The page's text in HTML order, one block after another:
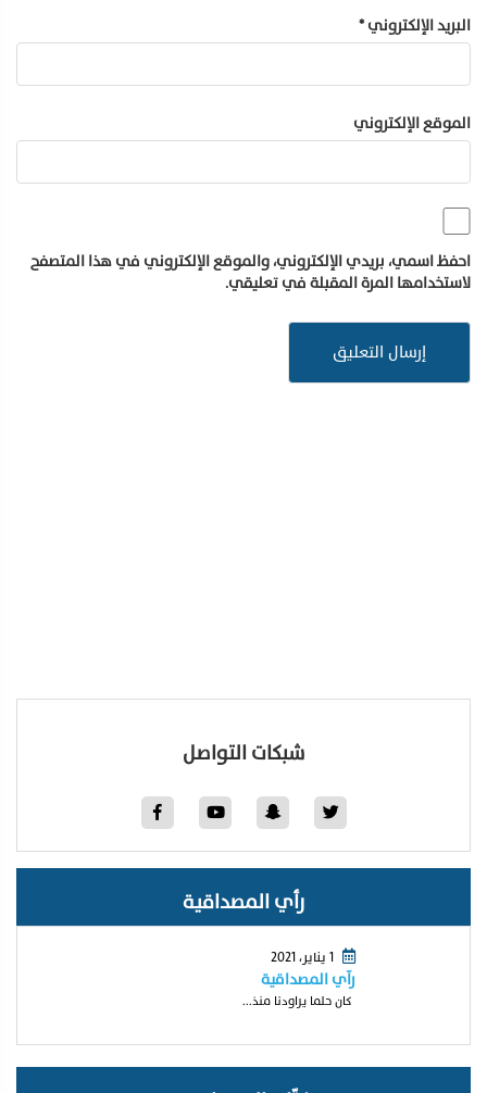
البريد الإلكتروني*
الموقع الإلكتروني
احفظ اسمي، بريدي الإلكتروني، والموقع الإلكتروني في هذا المتصفح
لاستخدامها المرة المقبلة في تعليقي.
شبكات التواصل
رأي المصداقية
1 يناير، 2021
رآي المصداقية
كان حلما يراودنا منذ...